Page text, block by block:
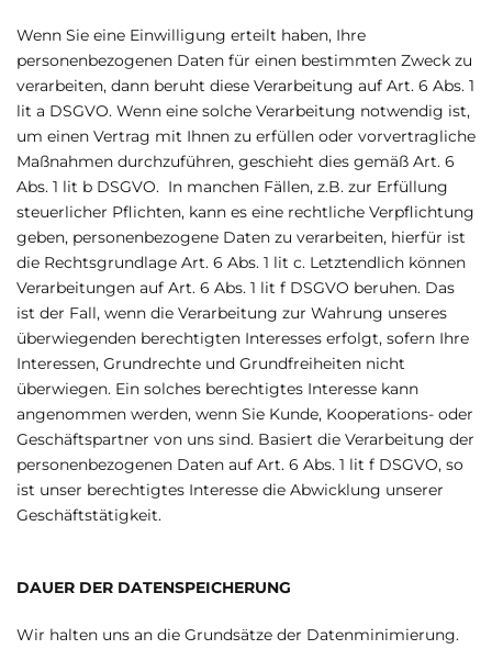
Wenn Sie eine Einwilligung erteilt haben, Ihre
personenbezogenen Daten für einen bestimmten Zweck zu
verarbeiten, dann beruht diese Verarbeitung auf Art. 6 Abs. 1
lit a DSGVO. Wenn eine solche Verarbeitung notwendig ist,
um einen Vertrag mit Ihnen zu erfüllen oder vorvertragliche
Maßnahmen durchzuführen, geschieht dies gemäß Art. 6
Abs. 1 lit b DSGVO. In manchen Fällen, z.B. zur Erfüllung
steuerlicher Pflichten, kann es eine rechtliche Verpflichtung
geben, personenbezogene Daten zu verarbeiten, hierfür ist
die Rechtsgrundlage Art. 6 Abs. 1 lit c. Letztendlich können
Verarbeitungen auf Art. 6 Abs. 1 lit f DSGVO beruhen. Das
ist der Fall, wenn die Verarbeitung zur Wahrung unseres
überwiegenden berechtigten Interesses erfolgt, sofern Ihre
Interessen, Grundrechte und Grundfreiheiten nicht
überwiegen. Ein solches berechtigtes Interesse kann
angenommen werden, wenn Sie Kunde, Kooperations- oder
Geschäftspartner von uns sind. Basiert die Verarbeitung der
personenbezogenen Daten auf Art. 6 Abs. 1 lit f DSGVO, so
ist unser berechtigtes Interesse die Abwicklung unserer
Geschäftstätigkeit.
DAUER DER DATENSPEICHERUNG
Wir halten uns an die Grundsätze der Datenminimierung.